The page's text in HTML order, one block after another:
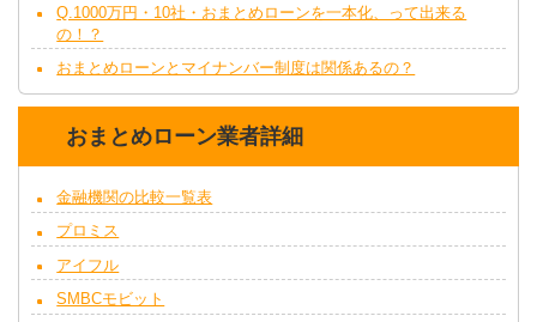
Q.1000万円・10社・おまとめローンを一本化、って出来る
の！？
おまとめローンとマイナンバー制度は関係あるの？
おまとめローン業者詳細
金融機関の比較一覧表
プロミス
アイフル
SMBCモビット